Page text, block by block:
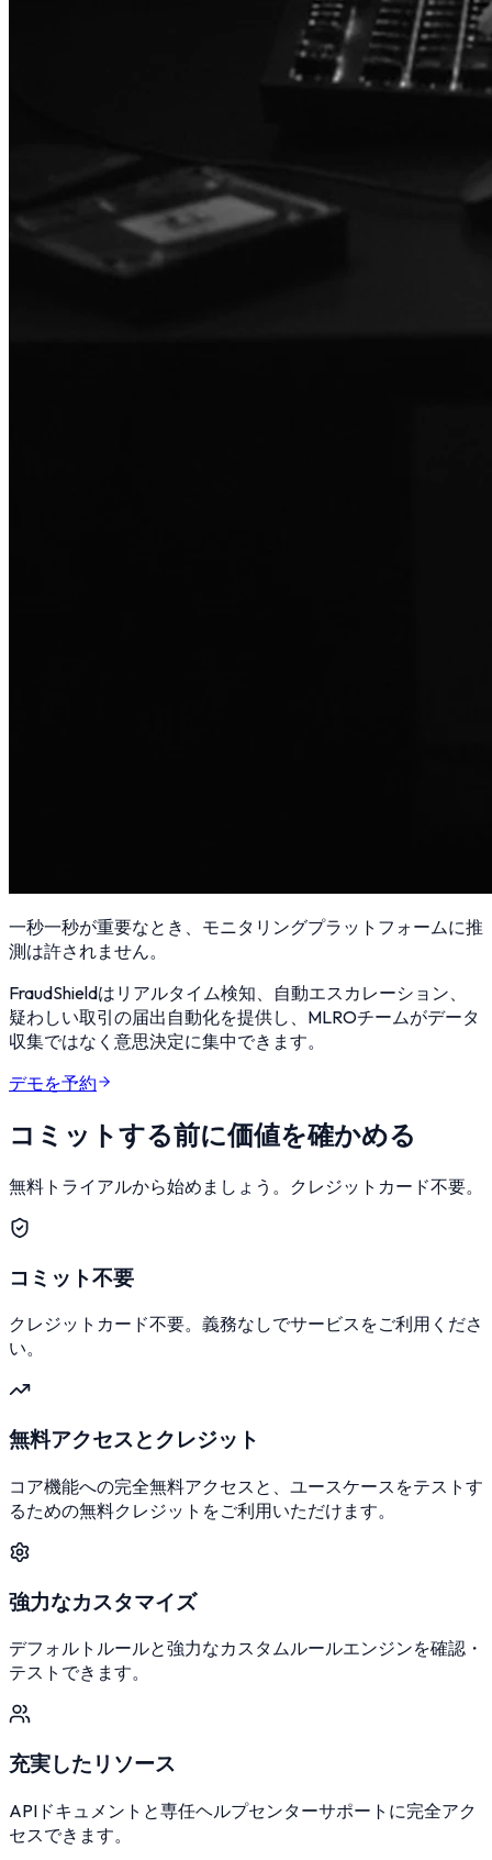
一秒一秒が重要なとき、モニタリングプラットフォームに推
測は許されません。
FraudShieldはリアルタイム検知、自動エスカレーション、
疑わしい取引の届出自動化を提供し、MLROチームがデータ
収集ではなく意思決定に集中できます。
デモを予約
コミットする前に価値を確かめる
無料トライアルから始めましょう。クレジットカード不要。
コミット不要
クレジットカード不要。義務なしでサービスをご利用くださ
い。
無料アクセスとクレジット
コア機能への完全無料アクセスと、ユースケースをテストす
るための無料クレジットをご利用いただけます。
強力なカスタマイズ
デフォルトルールと強力なカスタムルールエンジンを確認・
テストできます。
充実したリソース
APIドキュメントと専任ヘルプセンターサポートに完全アク
セスできます。